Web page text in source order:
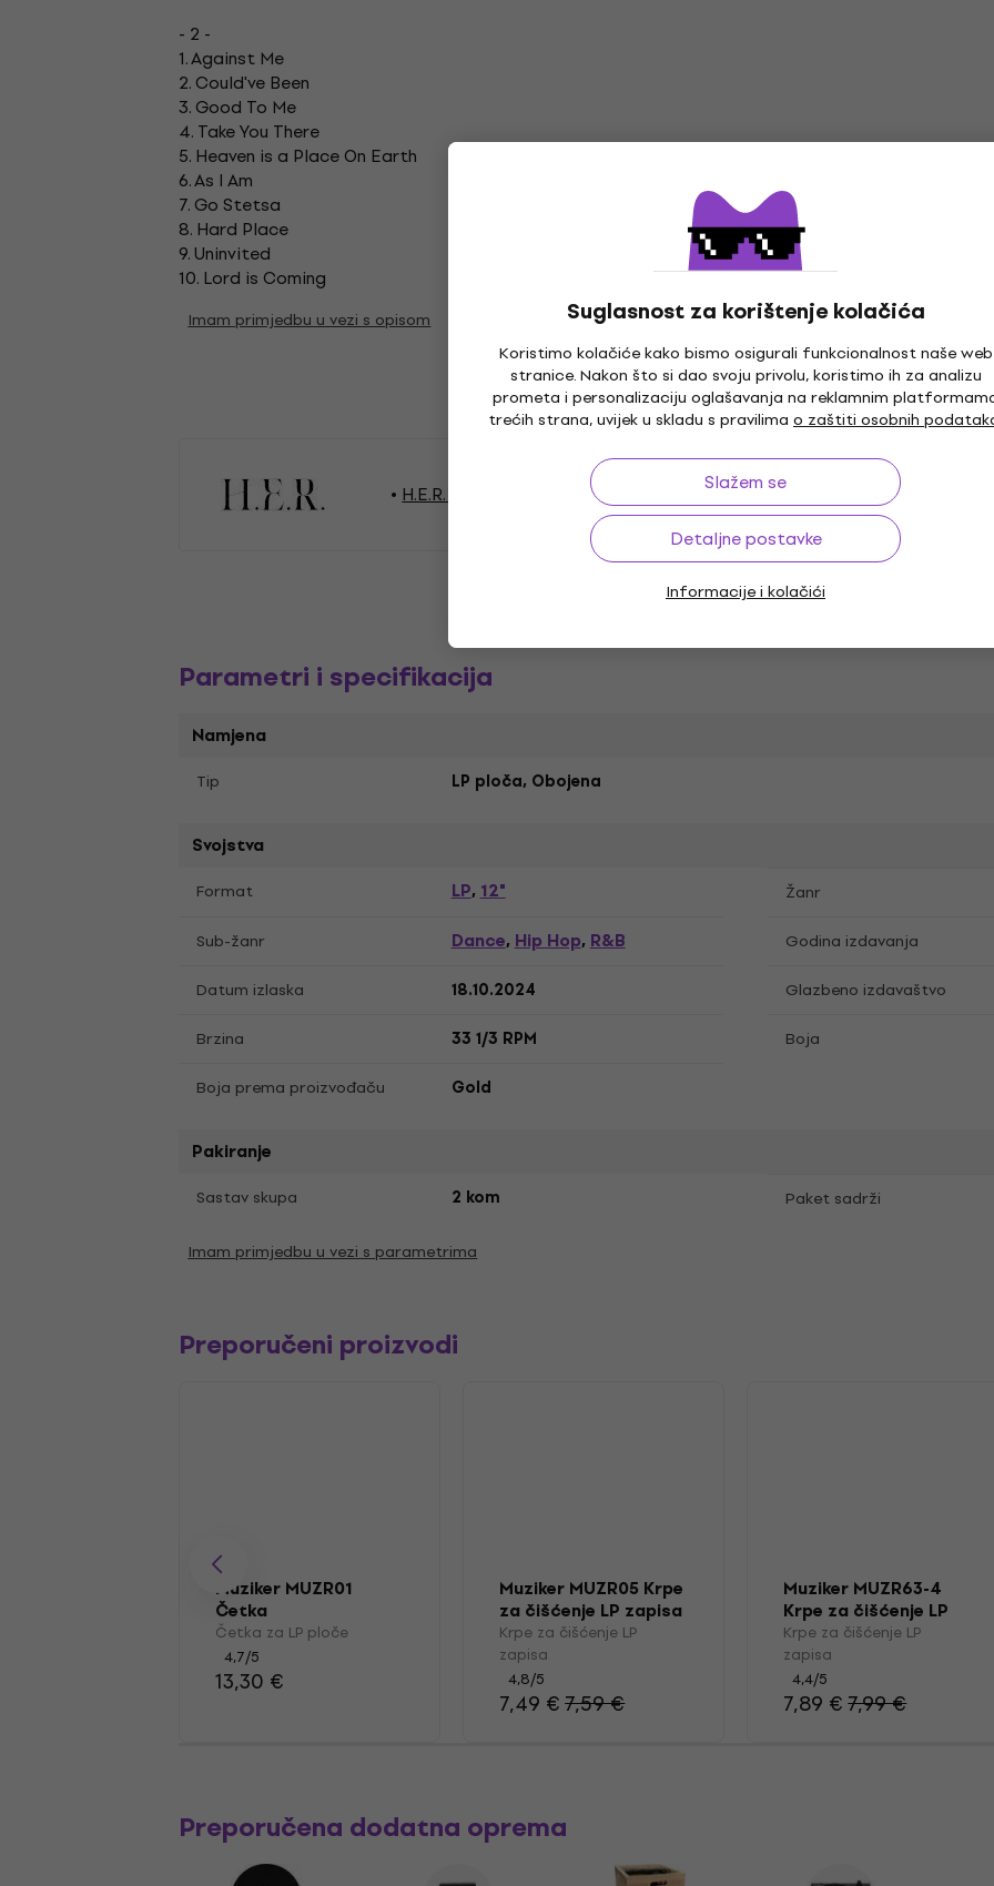
Suglasnost za korištenje kolačića
Koristimo kolačiće kako bismo osigurali funkcionalnost naše web
stranice. Nakon što si dao svoju privolu, koristimo ih za analizu
prometa i personalizaciju oglašavanja na reklamnim
trećih strana, uvijek u skladu s pravilima o zaštiti osobnih
Slažem se
Detaljne postavke
Informacije i kolačići
- 2 -
1. Against Me
2. Could've Been
3. Good To Me
4. Take You There
5. Heaven is a Place On Earth
6. As I Am
7. Go Stetsa
8. Hard Place
9. Uninvited
10. Lord is Coming
Imam primjedbu u vezi s opisom
H.E.R. LP ploče
Parametri i specifikacija
Namjena
Tip LP ploča, Obojena
Svojstva
Format LP,12"
Žanr
Sub-žanr
Dance,Hip Hop,R&B
Godina izdavanja
Datum izlaska
18.10.2024
Glazbeno izdavaštvo
Brzina
33 1/3 RPM
Boja
Boja prema proizvođaču
Gold
Pakiranje
Sastav skupa 2 kom Paket sadrži
Imam primjedbu u vezi s parametrima
Preporučeni proizvodi
Muziker MUZR01
Četka
Četka za LP ploče
4,7/5
13,30 €
Muziker MUZR05 Krpe
za čišćenje LP zapisa
Krpe za čišćenje LP
zapisa
4,8/5
7,49 €7,59 €
Muziker MUZR63-4
Krpe za čišćenje LP
zapisa
Krpe za čišćenje LP
zapisa
4,4/5
7,89 €7,99 €
Preporučena dodatna oprema